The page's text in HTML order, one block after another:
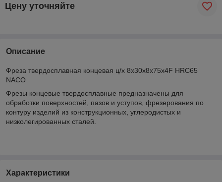
Цену уточняйте
Описание
Фреза твердосплавная концевая ц/х 8х30х8х75х4F HRC65
NACO
Фрезы концевые твердосплавные предназначены для
обработки поверхностей, пазов и уступов, фрезерования по
контуру изделий из конструкционных, углеродистых и
низколегированных сталей.
Характеристики